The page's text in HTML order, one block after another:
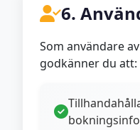
6.
Som användare
godkänner du att: